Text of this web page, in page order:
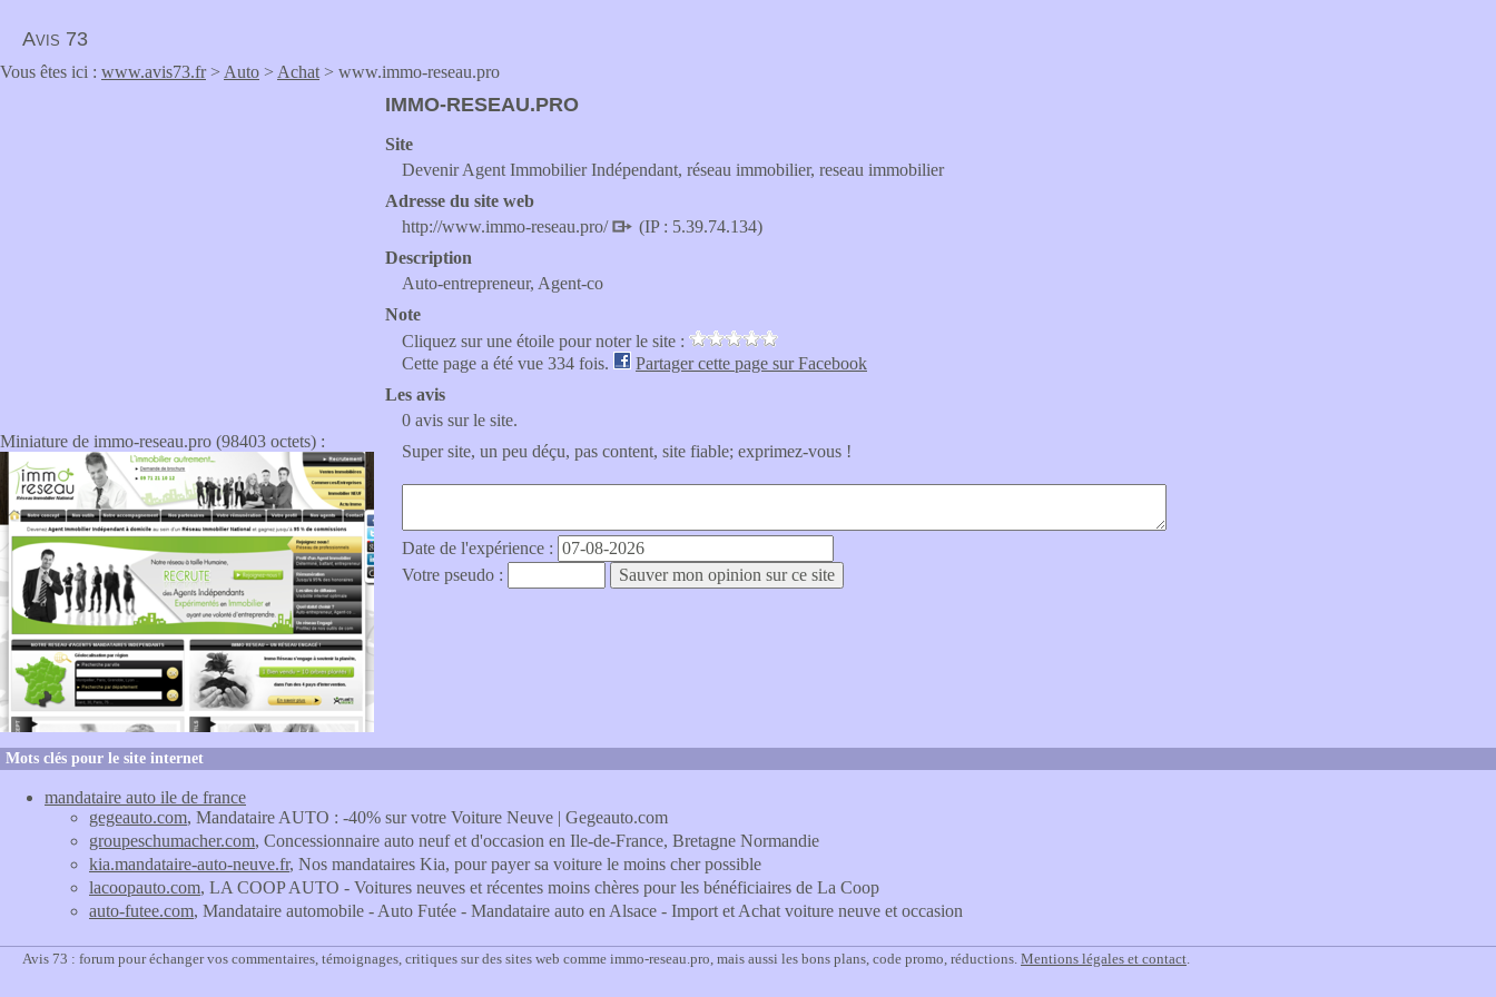
Avis 73
Vous êtes ici : www.avis73.fr> Auto > Achat > www.immo-reseau.pro
Miniature de immo-reseau.pro (98403 octets) :
IMMO-RESEAU.PRO
Site
Devenir Agent Immobilier Indépendant, réseau immobilier, reseau immobilier
Adresse du site web
http://www.immo-reseau.pro/
(IP : 5.39.74.134)
Description
Auto-entrepreneur, Agent-co
Note
Cliquez sur une étoile pour noter le site :
Cette page a été vue 334 fois.
Partager cette page sur Facebook
Les avis
0 avis sur le site.
Super site, un peu déçu, pas content, site fiable; exprimez-vous !
Date de l'expérience :
Votre pseudo :
Mots clés pour le site internet
mandataire auto ile de france
gegeauto.com, Mandataire AUTO : -40% sur votre Voiture Neuve | Gegeauto.com
groupeschumacher.com, Concessionnaire auto neuf et d'occasion en Ile-de-France, Bretagne Normandie
kia.mandataire-auto-neuve.fr, Nos mandataires Kia, pour payer sa voiture le moins cher possible
lacoopauto.com, LA COOP AUTO - Voitures neuves et récentes moins chères pour les bénéficiaires de La Coop
auto-futee.com, Mandataire automobile - Auto Futée - Mandataire auto en Alsace - Import et Achat voiture neuve et occasion
Avis 73 : forum pour échanger vos commentaires, témoignages, critiques sur des sites web comme immo-reseau.pro, mais aussi les bons plans, code promo, réductions. Mentions légales et contact.